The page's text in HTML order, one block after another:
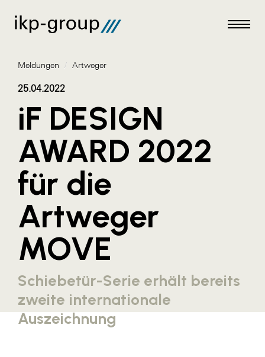
Meldungen
AKTUELLES
ACO
ALEX Krems
Amazon Web Services
Artweger
AustroCel Hallein
Blaguss
Bundesverband Sonnenschutztechnik
Cineplexx
Meldungen / Artweger
25.04.2022
iF DESIGN
AWARD 2022
für die
Artweger
MOVE
Schiebetür-Serie erhält bereits
zweite internationale
Auszeichnung